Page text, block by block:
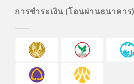
การชำระเงิน (โอนผ่านธนาคาร)